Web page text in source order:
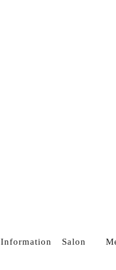
Information Salon